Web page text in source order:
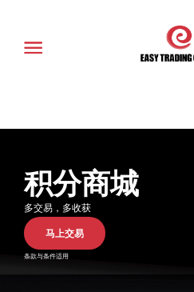
积分商城
多交易，多收获
马上交易
条款与条件适用